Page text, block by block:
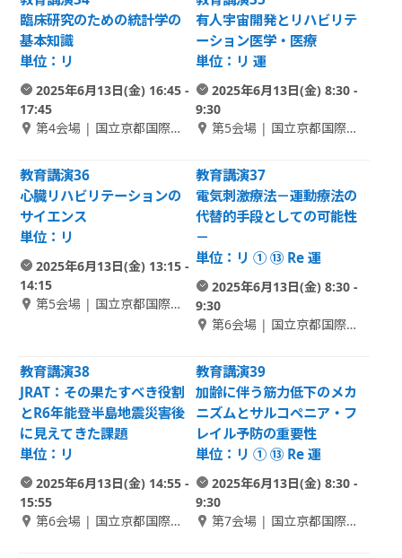
臨床研究のための統計学の
基本知識
単位：リ
2025年6月13日(金) 16:45 -
17:45
第4会場 | 国立京都国際会
有人宇宙開発とリハビリテ
ーション医学・医療
単位：リ 運
2025年6月13日(金) 8:30 -
9:30
第5会場 | 国立京都国際会
教育講演36
心臓リハビリテーションの
サイエンス
単位：リ
2025年6月13日(金) 13:15 -
14:15
第5会場 | 国立京都国際会
教育講演37
電気刺激療法－運動療法の
代替的手段としての可能性
－
単位：リ ① ⑬ Re 運
2025年6月13日(金) 8:30 -
9:30
第6会場 | 国立京都国際会
教育講演38
JRAT：その果たすべき役割
とR6年能登半島地震災害後
に見えてきた課題
単位：リ
2025年6月13日(金) 14:55 -
15:55
第6会場 | 国立京都国際会
教育講演39
加齢に伴う筋力低下のメカ
ニズムとサルコペニア・フ
レイル予防の重要性
単位：リ ① ⑬ Re 運
2025年6月13日(金) 8:30 -
9:30
第7会場 | 国立京都国際会